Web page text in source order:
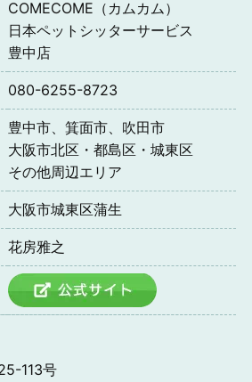
COMECOME（カムカム）
日本ペットシッターサービス
豊中店
080-6255-8723
豊中市、箕面市、吹田市
大阪市北区・都島区・城東区
その他周辺エリア
大阪市城東区蒲生
花房雅之
113号